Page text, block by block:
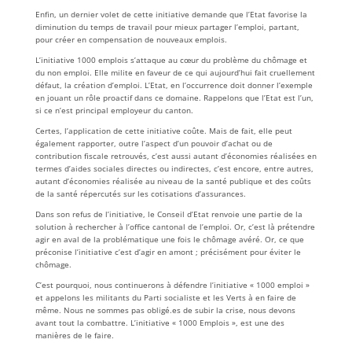
Enfin, un dernier volet de cette initiative demande que l’Etat favorise la
diminution du temps de travail pour mieux partager l’emploi, partant,
pour créer en compensation de nouveaux emplois.
L’initiative 1000 emplois s’attaque au cœur du problème du chômage et
du non emploi. Elle milite en faveur de ce qui aujourd’hui fait cruellement
défaut, la création d’emploi. L’Etat, en l’occurrence doit donner l’exemple
en jouant un rôle proactif dans ce domaine. Rappelons que l’Etat est l’un,
si ce n’est principal employeur du canton.
Certes, l’application de cette initiative coûte. Mais de fait, elle peut
également rapporter, outre l’aspect d’un pouvoir d’achat ou de
contribution fiscale retrouvés, c’est aussi autant d’économies réalisées en
termes d’aides sociales directes ou indirectes, c’est encore, entre autres,
autant d’économies réalisée au niveau de la santé publique et des coûts
de la santé répercutés sur les cotisations d’assurances.
Dans son refus de l’initiative, le Conseil d’Etat renvoie une partie de la
solution à rechercher à l’office cantonal de l’emploi. Or, c’est là prétendre
agir en aval de la problématique une fois le chômage avéré. Or, ce que
préconise l’initiative c’est d’agir en amont ; précisément pour éviter le
chômage.
C’est pourquoi, nous continuerons à défendre l’initiative « 1000 emploi »
et appelons les militants du Parti socialiste et les Verts à en faire de
même. Nous ne sommes pas obligé.es de subir la crise, nous devons
avant tout la combattre. L’initiative « 1000 Emplois », est une des
manières de le faire.